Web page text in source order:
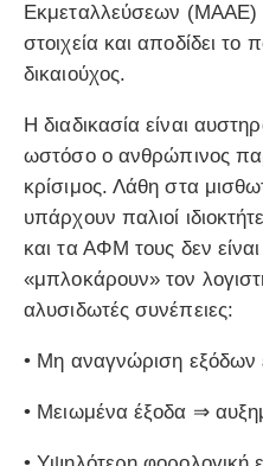
Εκμεταλλεύσεων (ΜΑΑΕ)
στοιχεία και αποδίδει το
δικαιούχος.
Η διαδικασία είναι
ωστόσο ο ανθρώπινος
κρίσιμος. Λάθη στα
υπάρχουν παλιοί
και τα ΑΦΜ τους δεν
«μπλοκάρουν» τον
αλυσιδωτές συνέπειες:
• Μη αναγνώριση εξόδων
• Μειωμένα έξοδα ⇒